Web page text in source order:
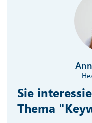
Sie
Thema